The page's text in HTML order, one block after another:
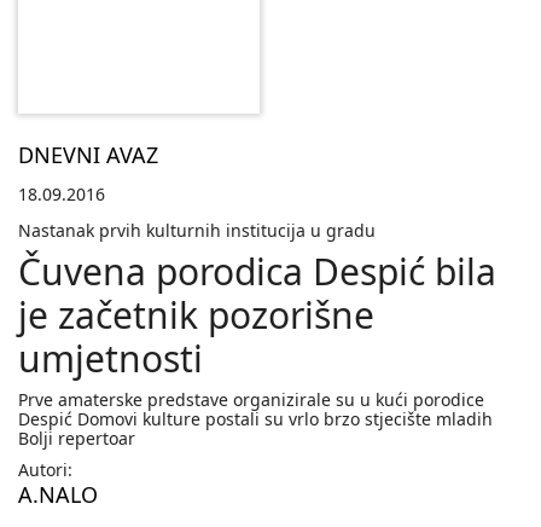
DNEVNI AVAZ
18.09.2016
Nastanak prvih kulturnih institucija u gradu
Čuvena porodica Despić bila
je začetnik pozorišne
umjetnosti
Prve amaterske predstave organizirale su u kući porodice
Despić Domovi kulture postali su vrlo brzo stjecište mladih
Bolji repertoar
Autori:
A.NALO